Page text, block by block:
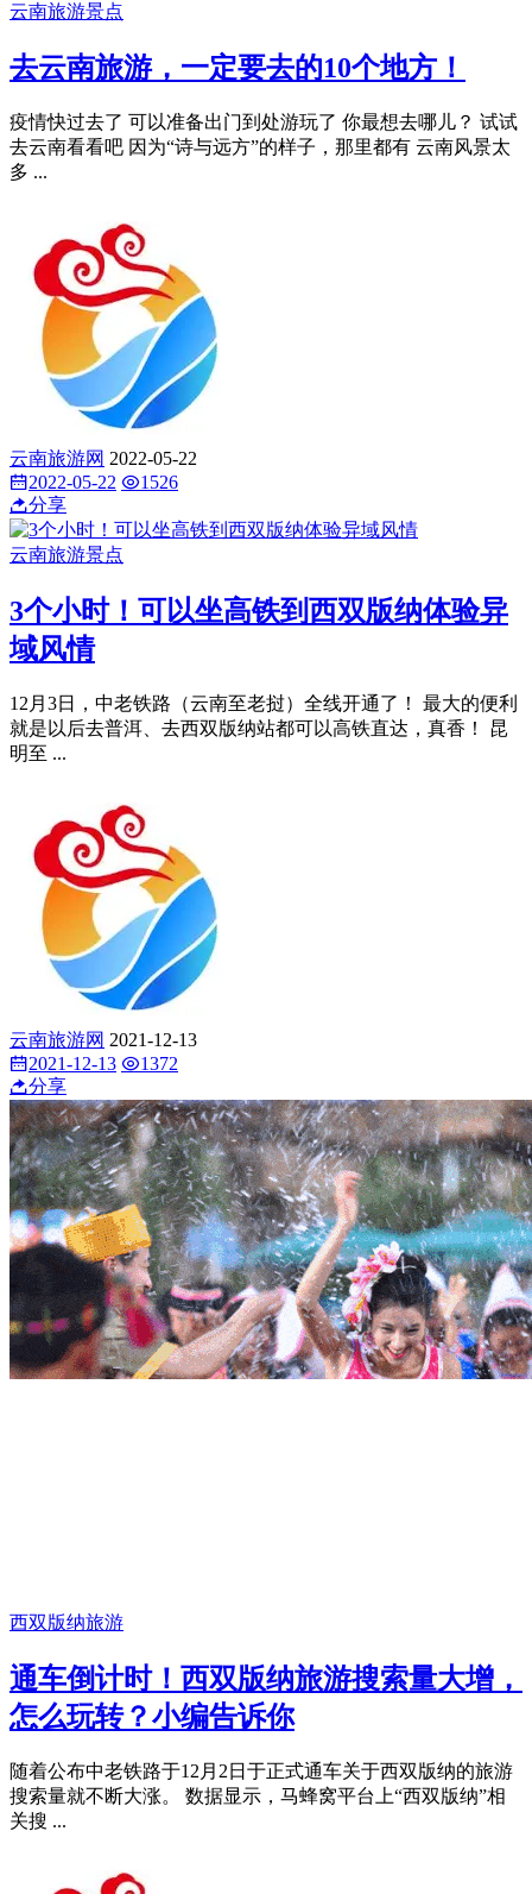
云南旅游景点
去云南旅游，一定要去的10个地方！
疫情快过去了 可以准备出门到处游玩了 你最想去哪儿？ 试试
去云南看看吧 因为“诗与远方”的样子，那里都有 云南风景太
多 ...
云南旅游网 2022-05-22
2022-05-22
1526
分享
云南旅游景点
3个小时！可以坐高铁到西双版纳体验异
域风情
12月3日，中老铁路（云南至老挝）全线开通了！ 最大的便利
就是以后去普洱、去西双版纳站都可以高铁直达，真香！ 昆
明至 ...
云南旅游网 2021-12-13
2021-12-13
1372
分享
西双版纳旅游
通车倒计时！西双版纳旅游搜索量大增，
怎么玩转？小编告诉你
随着公布中老铁路于12月2日于正式通车关于西双版纳的旅游
搜索量就不断大涨。 数据显示，马蜂窝平台上“西双版纳”相
关搜 ...